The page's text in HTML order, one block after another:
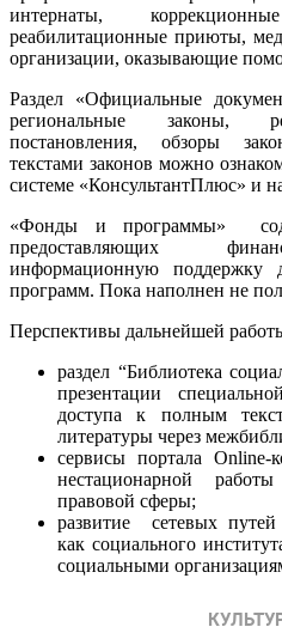
интернаты,
реабилитационные приюты,
организации, оказывающие
Раздел «Официальные
региональные законы,
постановления, обзоры
текстами законов можно
системе «КонсультантПлюс» и
«Фонды и программы»
предоставляющих
информационную поддержку
программ. Пока наполнен не
Перспективы дальнейшей
раздел “Библиотека
презентации
доступа к полным
литературы через
сервисы портала Online-
нестационарной
правовой сферы;
развитие сетевых путей
как социального
социальными